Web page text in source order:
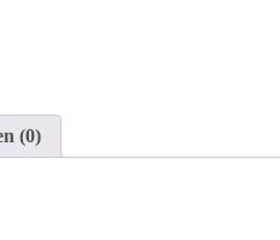
(0)